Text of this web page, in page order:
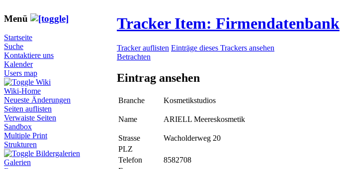
Menü
Startseite
Suche
Kontaktiere uns
Kalender
Users map
Wiki
Wiki-Home
Neueste Änderungen
Seiten auflisten
Verwaiste Seiten
Sandbox
Multiple Print
Strukturen
Bildergalerien
Galerien
Tracker Item: Firmendatenbank
Tracker auflisten Einträge dieses Trackers ansehen
Betrachten
Eintrag ansehen
Branche Kosmetikstudios
Name ARIELL Meereskosmetik
Strasse
Wacholderweg 20
PLZ
Telefon
8582708